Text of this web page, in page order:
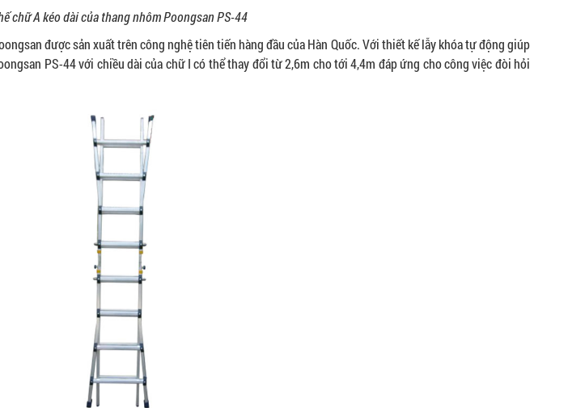
chữ A kéo dài của thang nhôm Poongsan PS-44
được sản xuất trên công nghệ tiên tiến hàng đầu của Hàn Quốc. Với thiết kế lẫy khóa tự động giúp
PS-44 với chiều dài của chữ I có thể thay đổi từ 2,6m cho tới 4,4m đáp ứng cho công việc đòi hỏi